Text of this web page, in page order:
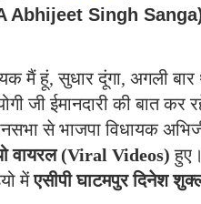
Abhijeet Singh Sanga
मैं हूं, सुधार दूंगा, अगली
जी ईमानदारी की बात
से भाजपा विधायक
वायरल (Viral Videos)
मेंएसीपी घाटमपुर दिनेश